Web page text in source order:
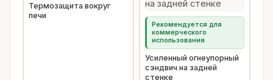
Термозащита вокруг
печи
Рекомендуется для
коммерческого
использования
Усиленный огнеупорный
сэндвич на задней
стенке